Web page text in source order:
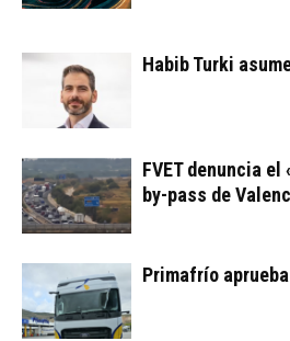
Habib Turki
FVET denuncia
by-pass de
Primafrío